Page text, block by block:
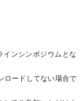
ンシンポジウムとな
ードしてない場合で